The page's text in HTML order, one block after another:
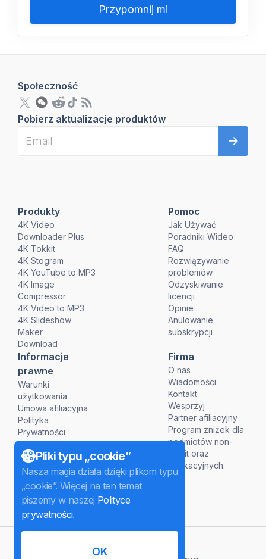
Przypomnij mi
Produkty
4K Video
Downloader Plus
4K Tokkit
4K Stogram
4K YouTube to MP3
4K Image
Compressor
4K Video to MP3
4K Slideshow
Maker
Download
Pomoc
Jak Używać
Poradniki Wideo
FAQ
Rozwiązywanie
problemów
Odzyskiwanie
licencji
Opinie
Anulowanie
subskrypcji
Informacje
prawne
Warunki
użytkowania
Umowa afiliacyjna
Polityka
Prywatności
Polityka Refundacji
Firma
O nas
Wiadomości
Kontakt
Wesprzyj
Partner afiliacyjny
Program zniżek dla
podmiotów non-
profit oraz
edukacyjnych.
Społeczność
Pobierz aktualizacje produktów
Pliki typu „cookie”
Nasza magia działa dzięki plikom typu
„cookie”. Więcej na ten temat
piszemy w naszej Polityce
prywatności.
OK